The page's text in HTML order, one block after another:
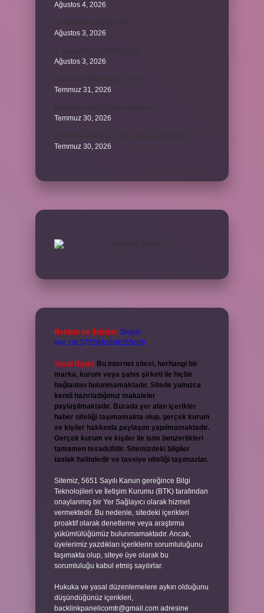
Ağustos 4, 2026
Ağustos 3, 2026
Ağustos 3, 2026
Temmuz 31, 2026
Temmuz 30, 2026
Temmuz 30, 2026
Reklam ve İletişim: Skype:
live:.cid.575569c608265c69
Yasal Uyarı: Bu internet sitesi, herhangi bir
marka, kurum veya şahıs şirketi ile hiçbir
bağlantısı bulunmamaktadır. Sitede yalnızca
kendi hazırladığımız makaleler
paylaşılmaktadır. Burada yer alan içerikler
haber niteliği taşımamakta olup, gerçek kurum
ve kişiler hakkında paylaşım yapılmamaktadır.
Gerçek kurum ve kişiler ile isim benzerlikleri
tamamen tesadüfidir. Sitemizdeki bilgiler
taslak halindedir ve tavsiye niteliği taşımazlar.
Sitemiz, 5651 Sayılı Kanun gereğince Bilgi
Teknolojileri ve İletişim Kurumu (BTK) tarafından
onaylanmış bir Yer Sağlayıcı olarak hizmet
vermektedir. Bu nedenle, sitedeki içerikleri
proaktif olarak denetleme veya araştırma
yükümlülüğümüz bulunmamaktadır. Ancak,
üyelerimiz yazdıkları içeriklerin sorumluluğunu
taşımakta olup, siteye üye olarak bu
sorumluluğu kabul etmiş sayılırlar.
Hukuka ve yasal düzenlemelere aykırı olduğunu
düşündüğünüz içerikleri,
backlinkpanelicomtr@gmail.com adresine